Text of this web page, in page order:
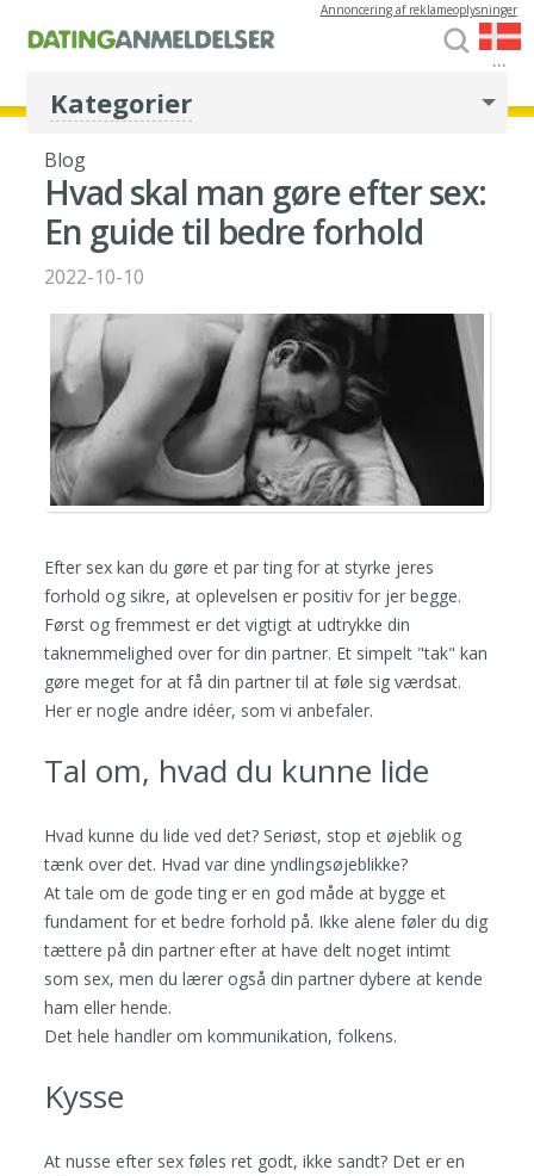
...
Annoncering af reklameoplysninger
Kategorier
Blog
Hvad skal man gøre efter sex:
En guide til bedre forhold
2022-10-10
Efter sex kan du gøre et par ting for at styrke jeres
forhold og sikre, at oplevelsen er positiv for jer begge.
Først og fremmest er det vigtigt at udtrykke din
taknemmelighed over for din partner. Et simpelt "tak" kan
gøre meget for at få din partner til at føle sig værdsat.
Her er nogle andre idéer, som vi anbefaler.
Tal om, hvad du kunne lide
Hvad kunne du lide ved det? Seriøst, stop et øjeblik og
tænk over det. Hvad var dine yndlingsøjeblikke?
At tale om de gode ting er en god måde at bygge et
fundament for et bedre forhold på. Ikke alene føler du dig
tættere på din partner efter at have delt noget intimt
som sex, men du lærer også din partner dybere at kende
ham eller hende.
Det hele handler om kommunikation, folkens.
Kysse
At nusse efter sex føles ret godt, ikke sandt? Det er en